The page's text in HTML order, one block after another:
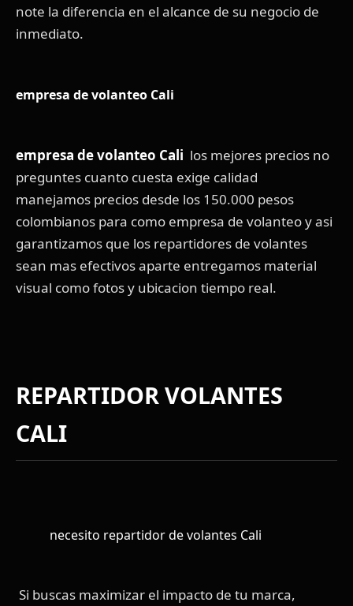
note la diferencia en el alcance de su negocio de
inmediato.
empresa de volanteo Cali
empresa de volanteo Cali los mejores precios no
preguntes cuanto cuesta exige calidad
manejamos precios desde los 150.000 pesos
colombianos para como empresa de volanteo y asi
garantizamos que los repartidores de volantes
sean mas efectivos aparte entregamos material
visual como fotos y ubicacion tiempo real.
REPARTIDOR VOLANTES
CALI
necesito repartidor de volantes Cali
Si buscas maximizar el impacto de tu marca,